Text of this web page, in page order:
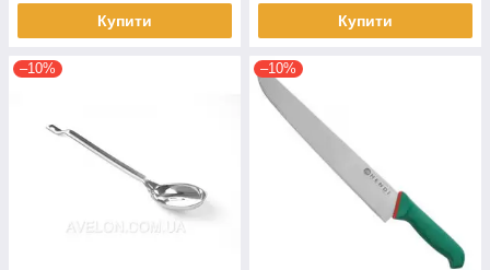
Купити Купити
–10% –10%